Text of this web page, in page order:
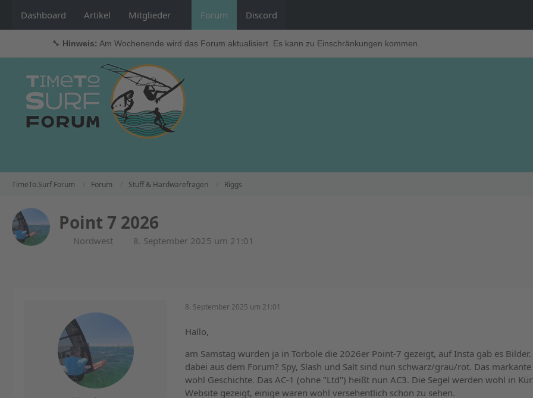
🔧 Hinweis: Am Wochenende wird das Forum aktualisiert. Es kann zu Einschränkungen kommen.
Dashboard Artikel Mitglieder Forum Discord
TimeTo.Surf Forum Forum Stuff & Hardwarefragen Riggs
Point 7 2026
Nordwest 8. September 2025 um 21:01
8. September 2025 um 21:01
Hallo,
am Samstag wurden ja in Torbole die 2026er Point-7 gezeigt, auf Insta gab es
dabei aus dem Forum? Spy, Slash und Salt sind nun schwarz/grau/rot. Das
wohl Geschichte. Das AC-1 (ohne "Ltd") heißt nun AC3. Die Segel werden wohl in
Website gezeigt, einige waren wohl versehentlich schon zu sehen.